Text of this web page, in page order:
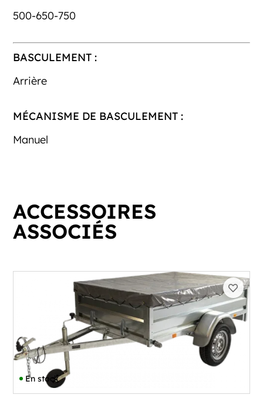
500-650-750
BASCULEMENT :
Arrière
MÉCANISME DE BASCULEMENT :
Manuel
ACCESSOIRES
ASSOCIÉS
En stock